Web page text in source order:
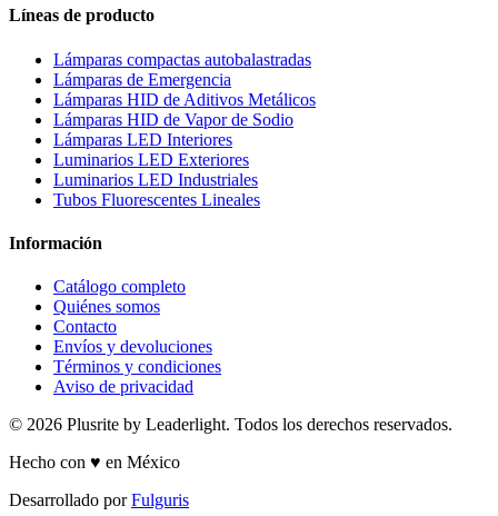
Líneas de producto
Lámparas compactas autobalastradas
Lámparas de Emergencia
Lámparas HID de Aditivos Metálicos
Lámparas HID de Vapor de Sodio
Lámparas LED Interiores
Luminarios LED Exteriores
Luminarios LED Industriales
Tubos Fluorescentes Lineales
Información
Catálogo completo
Quiénes somos
Contacto
Envíos y devoluciones
Términos y condiciones
Aviso de privacidad
© 2026 Plusrite by Leaderlight. Todos los derechos reservados.
Hecho con ♥ en México
Desarrollado porFulguris